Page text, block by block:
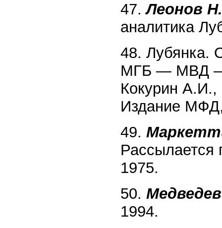
47.Леонов
аналитика
48.
МГБ — МВД —
Кокурин
Издание
49.
Рассылается
1975.
50.
1994.